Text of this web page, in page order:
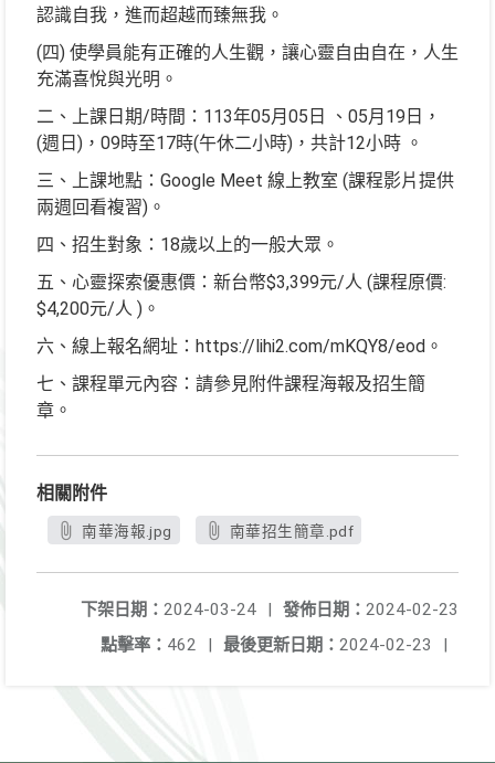
認識自我，進而超越而臻無我。
(四) 使學員能有正確的人生觀，讓心靈自由自在，人生
充滿喜悅與光明。
二、上課日期/時間：113年05月05日 、05月19日，
(週日)，09時至17時(午休二小時)，共計12小時 。
三、上課地點：Google Meet 線上教室 (課程影片提供
兩週回看複習)。
四、招生對象：18歲以上的一般大眾。
五、心靈探索優惠價：新台幣$3,399元/人 (課程原價:
$4,200元/人 )。
六、線上報名網址：https://lihi2.com/mKQY8/eod。
七、課程單元內容：請參見附件課程海報及招生簡
章。
相關附件
南華海報.jpg 南華招生簡章.pdf
發佈日期： 2024-02-23
下架日期： 2024-03-24
|
最後更新日期： 2024-02-23 |
點擊率： 462 |